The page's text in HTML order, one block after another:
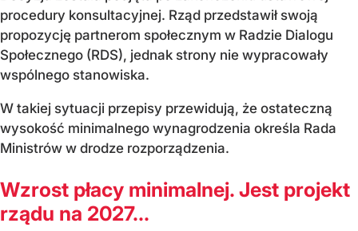
procedury konsultacyjnej. Rząd przedstawił swoją
propozycję partnerom społecznym w Radzie Dialogu
Społecznego (RDS), jednak strony nie wypracowały
wspólnego stanowiska.
W takiej sytuacji przepisy przewidują, że ostateczną
wysokość minimalnego wynagrodzenia określa Rada
Ministrów w drodze rozporządzenia.
Wzrost płacy minimalnej. Jest projekt
rządu na 2027...